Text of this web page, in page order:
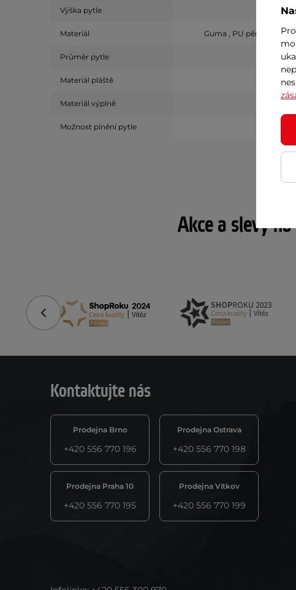
Výška pytle
Materiál Guma , PU pěna
Průměr pytle
Materiál pláště
Materiál výplně
Možnost plnění pytle
Akce a slevy
Předchozí
Kontaktujte nás
Prodejna Brno
+420 556 770 196
Prodejna Ostrava
+420 556 770 198
Prodejna Praha 10
+420 556 770 195
Prodejna Vítkov
+420 556 770 199